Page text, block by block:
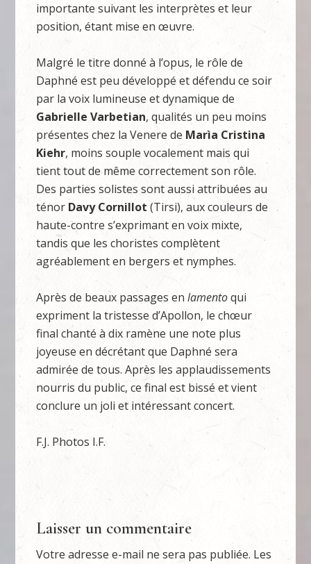
importante suivant les interprètes et leur
position, étant mise en œuvre.
Malgré le titre donné à l’opus, le rôle de
Daphné est peu développé et défendu ce soir
par la voix lumineuse et dynamique de
Gabrielle Varbetian, qualités un peu moins
présentes chez la Venere de Marìa Cristina
Kiehr, moins souple vocalement mais qui
tient tout de même correctement son rôle.
Des parties solistes sont aussi attribuées au
ténor Davy Cornillot (Tirsi), aux couleurs de
haute-contre s’exprimant en voix mixte,
tandis que les choristes complètent
agréablement en bergers et nymphes.
Après de beaux passages enlamentoqui
expriment la tristesse d’Apollon, le chœur
final chanté à dix ramène une note plus
joyeuse en décrétant que Daphné sera
admirée de tous. Après les applaudissements
nourris du public, ce final est bissé et vient
conclure un joli et intéressant concert.
F.J. Photos I.F.
Laisser un commentaire
Votre adresse e-mail ne sera pas publiée. Les